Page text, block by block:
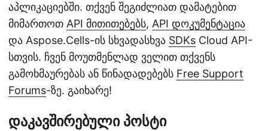
აპლიკაციებში. თქვენ შეგიძლიათ დამატებით
მიმართოთ API მითითებებს, API დოკუმენტაცია
და Aspose.Cells-ის სხვადასხვა SDKs Cloud API-
სთვის. ჩვენ მოუთმენლად ველით თქვენს
გამოხმაურებას ან წინადადებებს Free Support
Forums-ზე. გაიხარე!
დაკავშირებული პოსტი